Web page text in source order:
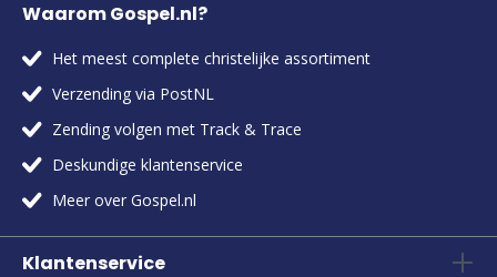
Waarom Gospel.nl?
Het meest complete christelijke assortiment
Verzending via PostNL
Zending volgen met Track & Trace
Deskundige klantenservice
Meer over Gospel.nl
Klantenservice